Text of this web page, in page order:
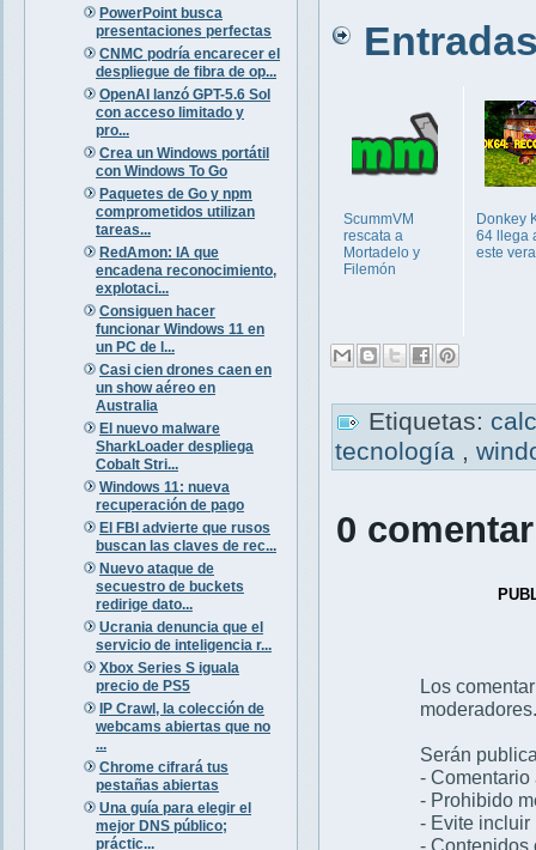
PowerPoint busca
presentaciones perfectas
CNMC podría encarecer el
despliegue de fibra de op...
OpenAI lanzó GPT-5.6 Sol
con acceso limitado y
pro...
Crea un Windows portátil
con Windows To Go
Paquetes de Go y npm
comprometidos utilizan
tareas...
RedAmon: IA que
encadena reconocimiento,
explotaci...
Consiguen hacer
funcionar Windows 11 en
un PC de l...
Casi cien drones caen en
un show aéreo en
Australia
El nuevo malware
SharkLoader despliega
Cobalt Stri...
Windows 11: nueva
recuperación de pago
El FBI advierte que rusos
buscan las claves de rec...
Nuevo ataque de
secuestro de buckets
redirige dato...
Ucrania denuncia que el
servicio de inteligencia r...
Xbox Series S iguala
precio de PS5
IP Crawl, la colección de
webcams abiertas que no
...
Chrome cifrará tus
pestañas abiertas
Una guía para elegir el
mejor DNS público;
práctic...
Entradas
ScummVM
rescata a
Mortadelo y
Filemón
Donkey
64 llega
este
Etiquetas:
tecnología ,
0
Los
moderadores.
Serán
- Comentario
- Prohibido
- Evite incluir
- Contenidos